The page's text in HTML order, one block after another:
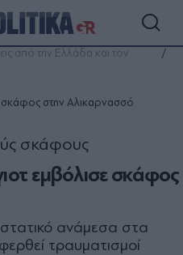
από την Ελλάδα και τον
σκάφος στην Αλικαρνασσό
εμβόλισε σκάφος
σκάφους
ανάμεσα στα
τραυματισμοί